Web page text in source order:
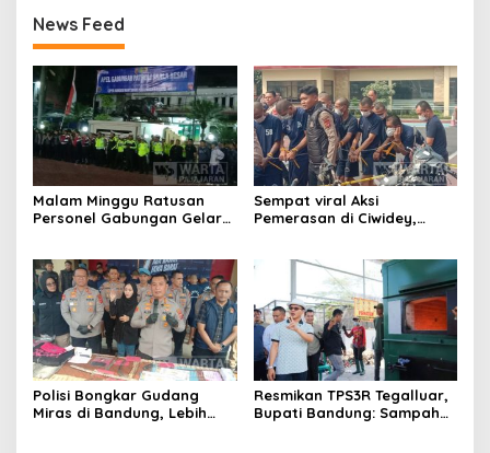
News Feed
Malam Minggu Ratusan
Personel Gabungan Gelar
Sempat viral Aksi
Pemerasan di Ciwidey,
Polisi Bongkar Gudang
Miras di Bandung, Lebih
Resmikan TPS3R Tegalluar,
Bupati Bandung: Sampah